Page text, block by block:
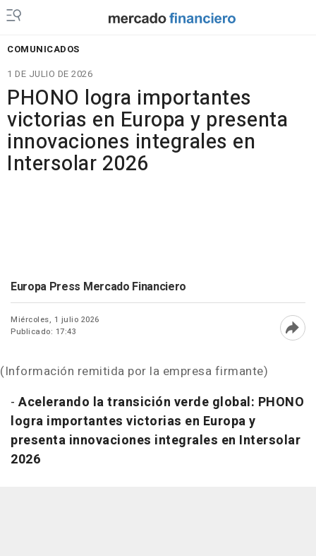
COMUNICADOS
1 DE JULIO DE 2026
PHONO logra importantes
victorias en Europa y presenta
innovaciones integrales en
Intersolar 2026
Europa Press Mercado Financiero
Miércoles, 1 julio 2026
Publicado: 17:43
(Información remitida por la empresa firmante)
- Acelerando la transición verde global: PHONO
logra importantes victorias en Europa y
presenta innovaciones integrales en Intersolar
2026